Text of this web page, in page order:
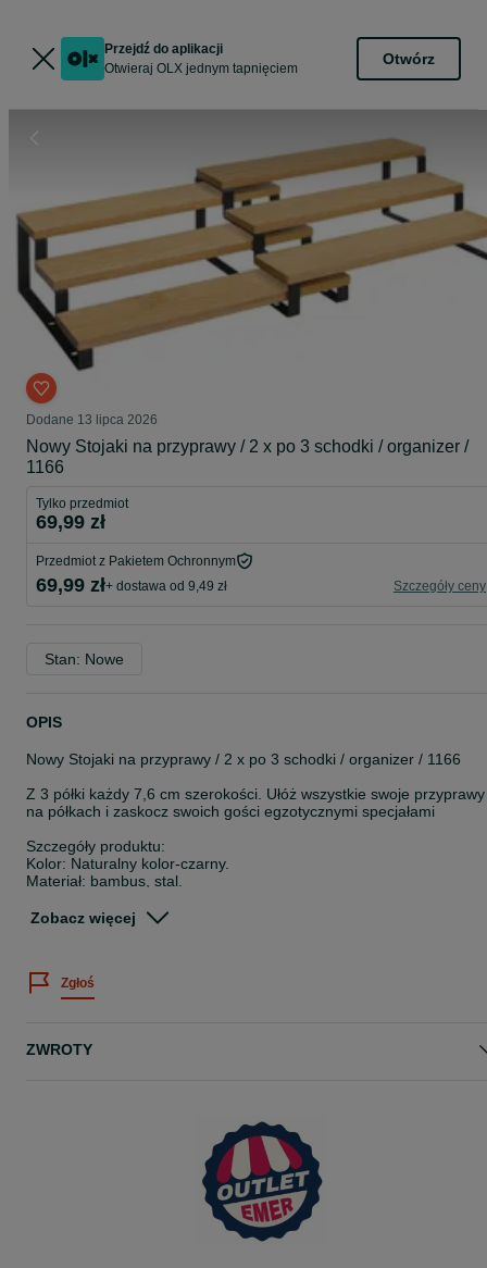
Przejdź do aplikacji
Otwieraj OLX jednym tapnięciem
Otwórz
Dodane 13 lipca 2026
Nowy Stojaki na przyprawy / 2 x po 3 schodki / organizer /
1166
Tylko przedmiot
69,99 zł
Przedmiot z Pakietem Ochronnym
69,99 zł+ dostawa od 9,49 zł Szczegóły ceny
Stan: Nowe
OPIS
Nowy Stojaki na przyprawy / 2 x po 3 schodki / organizer / 1166
Z 3 półki każdy 7,6 cm szerokości. Ułóż wszystkie swoje przyprawy
na półkach i zaskocz swoich gości egzotycznymi specjałami
Szczegóły produktu:
Kolor: Naturalny kolor-czarny.
Materiał: bambus, stal.
Wymiary małej półki: 32 x 24 x 9,5 cm (dł. x szer. x wys.).
Cena katalogowa: 180,00zł, u Nas tylko 69,99zł!
1. Kurier DPD - Wpłata na konto: 16,99zł
2. Kurier DPD - Pobranie - 17,99zł
DOSTĘPNA PRZESYŁKA OLX !!!
ODBIÓR OSOBISTY W NASZYM MAGAZYNIE !
Zobacz więcej
Zgłoś
ZWROTY